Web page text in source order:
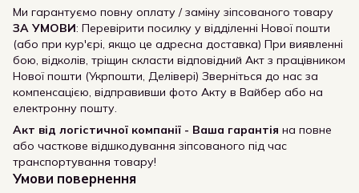
Ми гарантуємо повну оплату / заміну зіпсованого товару
ЗА УМОВИ: Перевірити посилку у відділенні Нової пошти
(або при кур'єрі, якщо це адресна доставка) При виявленні
бою, відколів, тріщин скласти відповідний Акт з працівником
Нової пошти (Укрпошти, Делівері) Зверніться до нас за
компенсацією, відправивши фото Акту в Вайбер або на
електронну пошту.
Акт від логістичної компанії - Ваша гарантія на повне
або часткове відшкодування зіпсованого під час
транспортування товару!
Умови повернення